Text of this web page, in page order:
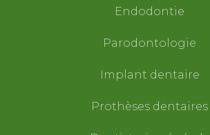
Endodontie
Parodontologie
Implant dentaire
Prothèses dentaires